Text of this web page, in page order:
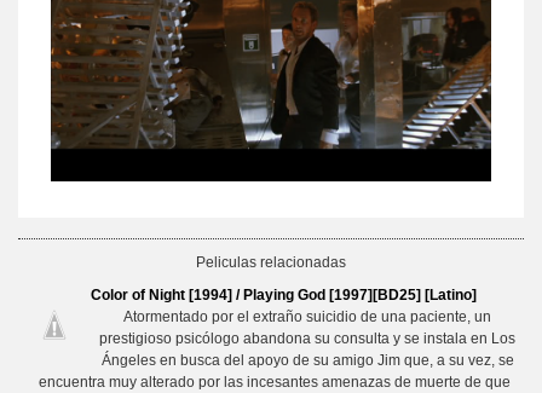
Peliculas relacionadas
Color of Night [1994] / Playing God [1997][BD25] [Latino]
Atormentado por el extraño suicidio de una paciente, un
prestigioso psicólogo abandona su consulta y se instala en Los
Ángeles en busca del apoyo de su amigo Jim que, a su vez, se
encuentra muy alterado por las incesantes amenazas de muerte de que